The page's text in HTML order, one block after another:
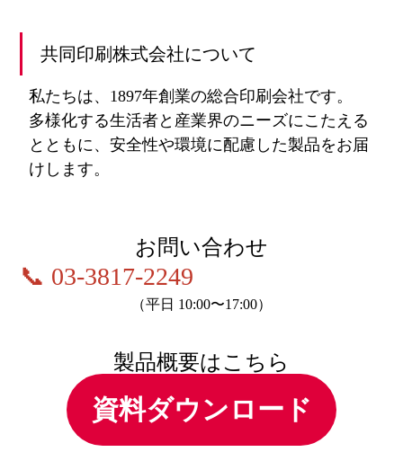
共同印刷株式会社について
私たちは、1897年創業の総合印刷会社です。
多様化する⽣活者と産業界のニーズにこたえる
とともに、安全性や環境に配慮した製品をお届
けします。
お問い合わせ
📞 03-3817-2249
（平⽇ 10:00〜17:00）
製品概要はこちら
資料ダウンロード